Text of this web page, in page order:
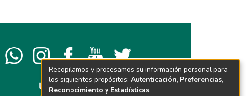
Recopilamos y procesamos su información personal para
los siguientes propósitos: Autenticación, Preferencias,
Reconocimiento y Estadísticas.